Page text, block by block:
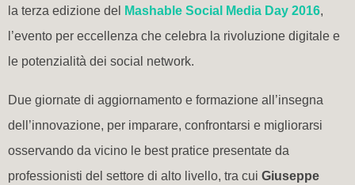
la terza edizione del
Mashable Social Media Day 2016,
l’evento per eccellenza che celebra la rivoluzione digitale e
le potenzialità dei social network.
Due giornate di aggiornamento e formazione all’insegna
dell’innovazione, per imparare, confrontarsi e migliorarsi
osservando da vicino le best pratice presentate da
professionisti del settore di alto livello, tra cui Giuseppe